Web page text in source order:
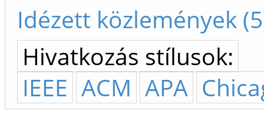
Idézett közlemények
Hivatkozás stílusok:
IEEE ACM APA